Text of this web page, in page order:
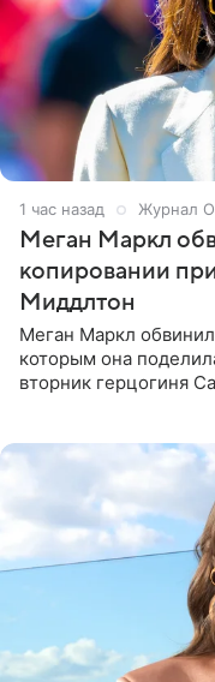
1 час назад Журнал
Меган Маркл
копировании
Миддлтон
Меган Маркл
которым она
вторник герцогиня